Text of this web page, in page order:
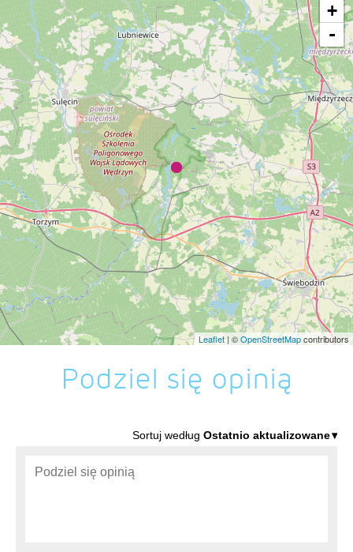
+
-
Leaflet | ©OpenStreetMapcontributors
Podziel się opinią